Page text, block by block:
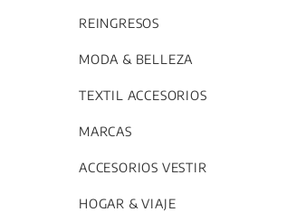
REINGRESOS
MODA & BELLEZA
TEXTIL ACCESORIOS
MARCAS
ACCESORIOS VESTIR
HOGAR & VIAJE